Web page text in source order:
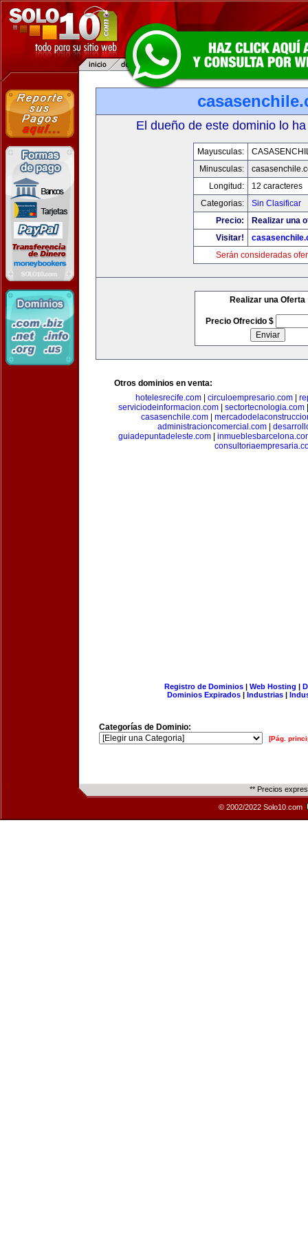
El dueño de este dominio lo
Mayusculas:
Minusculas:
Longitud:
12 caracteres
Categorias:
Sin Clasificar
Precio:
Realizar una
Visitar!
Serán consideradas
Realizar una Oferta
Precio Ofrecido $
Otros dominios en venta:
hotelesrecife.com| circuloempresario.com|
serviciodeinformacion.com
sectortecnologia.com
casasenchile.com|
administracioncomercial.com|
guiadepuntadeleste.com|
Registro de Dominios| Web Hosting |
Dominios Expirados | Industrias |
Categorías de Dominio:
[Pág.
** Precios
© 2002/2022 Solo10.com